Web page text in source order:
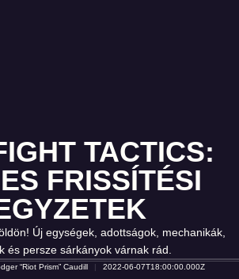
TACTICS:
FRISSÍTÉSI
Új egységek, adottságok, mechanikák,
és persze sárkányok várnak rád.
“Riot Prism” Caudill 2022-06-07T18:00:00.000Z